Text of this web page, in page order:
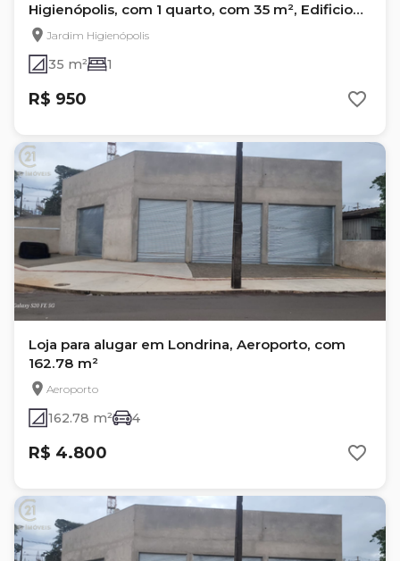
Higienópolis, com 1 quarto, com 35 m², Edificio
Picasso
Jardim Higienópolis
35 m² 1
R$ 950
Loja para alugar em Londrina, Aeroporto, com
162.78 m²
Aeroporto
162.78 m² 4
R$ 4.800